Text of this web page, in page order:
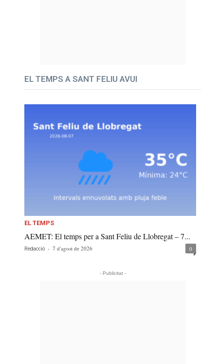
EL TEMPS A SANT FELIU AVUI
EL TEMPS
AEMET: El temps per a Sant Feliu de Llobregat – 7...
Redacció - 7 d'agost de 2026 0
- Publicitat -